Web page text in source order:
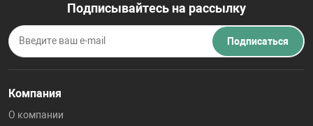
Подписывайтесь на рассылку
Подписаться
Компания
О компании